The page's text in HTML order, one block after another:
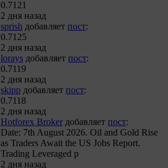
0.7121
2 дня назад
sprish добавляет пост:
0.7125
2 дня назад
lorays добавляет пост:
0.7119
2 дня назад
skipp добавляет пост:
0.7118
2 дня назад
Hotforex Broker добавляет пост:
Date: 7th August 2026. Oil and Gold Rise
as Traders Await the US Jobs Report.
Trading Leveraged p
2 дня назад